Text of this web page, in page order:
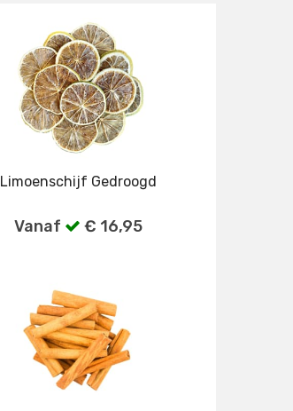
Limoenschijf Gedroogd
Vanaf € 16,95